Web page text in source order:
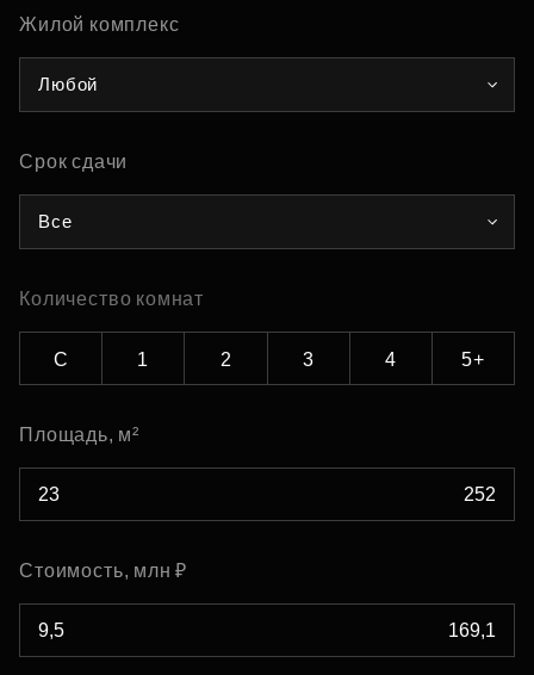
Жилой комплекс
Любой
Срок сдачи
Все
Количество комнат
С 1 2 3 4 5+
Площадь, м²
Стоимость, млн ₽